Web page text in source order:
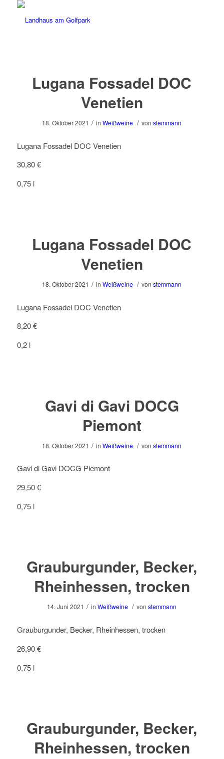
Lugana Fossadel DOC
Venetien
18. Oktober 2021 / inWeißweine / vonstemmann
Lugana Fossadel DOC Venetien
30,80 €
0,75 l
Lugana Fossadel DOC
Venetien
18. Oktober 2021 / inWeißweine / vonstemmann
Lugana Fossadel DOC Venetien
8,20 €
0,2 l
Gavi di Gavi DOCG
Piemont
18. Oktober 2021 / inWeißweine / vonstemmann
Gavi di Gavi DOCG Piemont
29,50 €
0,75 l
Grauburgunder, Becker,
Rheinhessen, trocken
14. Juni 2021 / inWeißweine / vonstemmann
Grauburgunder, Becker, Rheinhessen, trocken
26,90 €
0,75 l
Grauburgunder, Becker,
Rheinhessen, trocken